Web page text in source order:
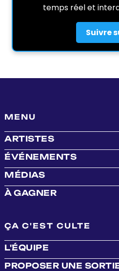
temps réel et
Suivre
MENU
ARTISTES
ÉVÉNEMENTS
MÉDIAS
À GAGNER
ÇA C'EST CULTE
L'ÉQUIPE
PROPOSER UNE